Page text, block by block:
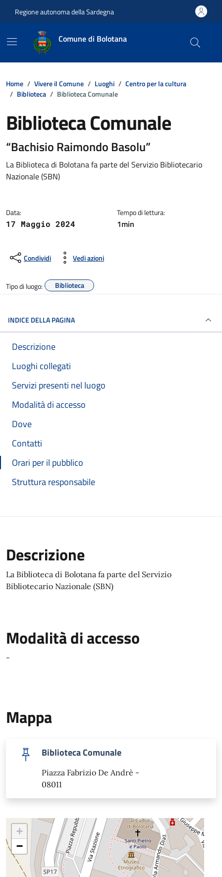
Regione autonoma della Sardegna
Comune di Bolotana
Home Vivere il Comune Luoghi
Centro per la cultura
Biblioteca
Biblioteca Comunale
Biblioteca Comunale
Dettagli della notizia
“Bachisio Raimondo Basolu”
La Biblioteca di Bolotana fa parte del Servizio Bibliotecario
Nazionale (SBN)
Data:
17 Maggio 2024
Tempo di lettura:
1min
Condividi Vedi azioni
Tipo di luogo: Biblioteca
INDICE DELLA PAGINA
Descrizione
Luoghi collegati
Servizi presenti nel luogo
Modalità di accesso
Dove
Contatti
Orari per il pubblico
Struttura responsabile
Descrizione
La Biblioteca di Bolotana fa parte del Servizio
Bibliotecario Nazionale (SBN)
Modalità di accesso
-
Mappa
Biblioteca Comunale
Piazza Fabrizio De Andrè -
08011
+
−